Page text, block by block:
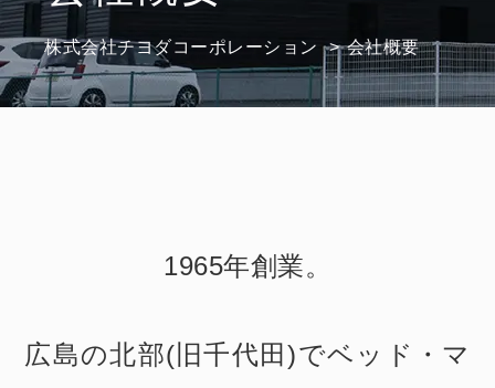
株式会社チヨダコーポレーション 会社概要
1965年創業。
広島の北部(旧千代田)でベッド・マ